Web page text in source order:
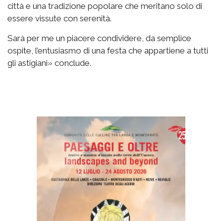
città e una tradizione popolare che meritano solo di
essere vissute con serenità.
Sarà per me un piacere condividere, da semplice
ospite, l’entusiasmo di una festa che appartiene a tutti
gli astigiani» conclude.